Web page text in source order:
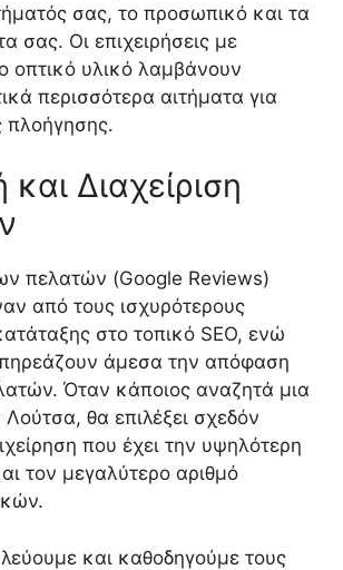
σας, το προσωπικό και τα
σας. Οι επιχειρήσεις με
οπτικό υλικό λαμβάνουν
περισσότερα αιτήματα για
πλοήγησης.
Διαχείριση
πελατών (Google Reviews)
από τους ισχυρότερους
στο τοπικό SEO, ενώ
άμεσα την απόφαση
Όταν κάποιος αναζητά μια
θα επιλέξει σχεδόν
που έχει την υψηλότερη
τον μεγαλύτερο αριθμό
και καθοδηγούμε τους